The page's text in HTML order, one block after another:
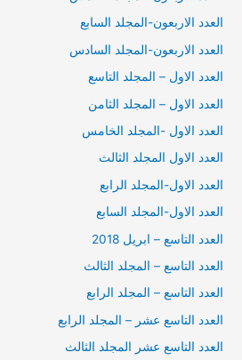
العدد الاربعون-المجلد السابع
العدد الاربعون-المجلد السادس
العدد الاول – المجلد التاسع
العدد الاول – المجلد الثامن
العدد الاول -المجلد الخامس
العدد الاول المجلد الثالث
العدد الاول-المجلد الرابع
العدد الاول-المجلد السابع
العدد التاسع – ابريل 2018
العدد التاسع – المجلد الثالث
العدد التاسع – المجلد الرابع
العدد التاسع عشر – المجلد الرابع
العدد التاسع عشر المجلد الثالث